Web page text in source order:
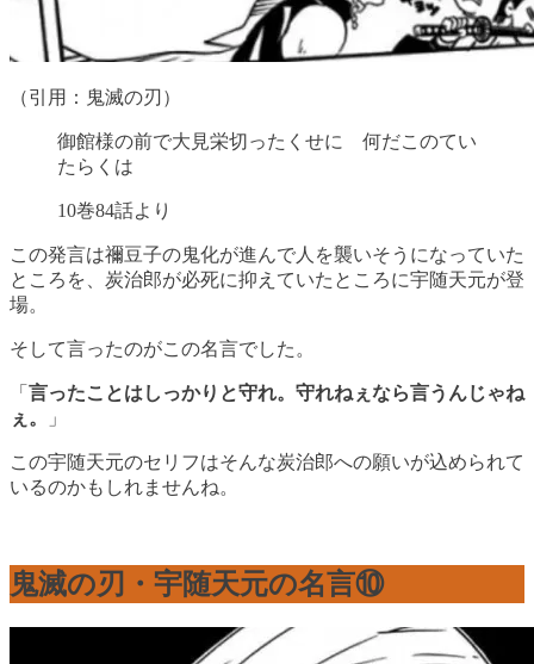
（引用：鬼滅の刃）
御館様の前で大見栄切ったくせに 何だこのてい
たらくは
10巻84話より
この発言は禰豆子の鬼化が進んで人を襲いそうになっていた
ところを、炭治郎が必死に抑えていたところに宇随天元が登
場。
そして言ったのがこの名言でした。
「 言ったことはしっかりと守れ。守れねぇなら言うんじゃね
ぇ。
」
この宇随天元のセリフはそんな炭治郎への願いが込められて
いるのかもしれませんね。
鬼滅の刃・宇随天元の名言⑩